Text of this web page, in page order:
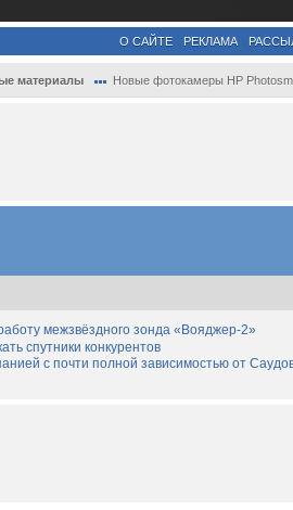
О САЙТЕ РЕКЛАМА
материалы Новые фотокамеры HP Photosmart E327,
межзвёздного зонда «Вояджер-2»
спутники конкурентов
с почти полной зависимостью от